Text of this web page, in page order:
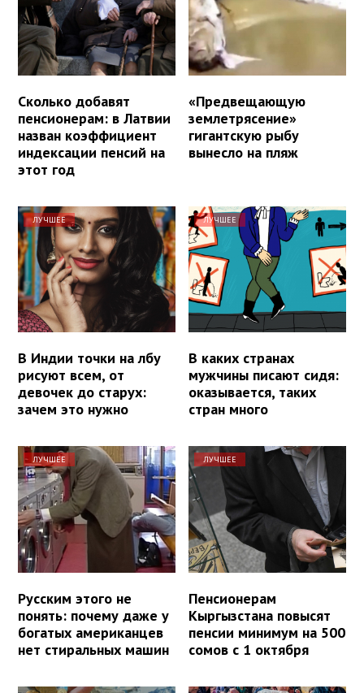
Сколько добавят
пенсионерам: в Латвии
назван коэффициент
индексации пенсий на
этот год
«Предвещающую
землетрясение»
гигантскую рыбу
вынесло на пляж
ЛУЧШЕЕ
В Индии точки на лбу
рисуют всем, от
девочек до старух:
зачем это нужно
ЛУЧШЕЕ
В каких странах
мужчины писают сидя:
оказывается, таких
стран много
ЛУЧШЕЕ
Русским этого не
понять: почему даже у
богатых американцев
нет стиральных машин
ЛУЧШЕЕ
Пенсионерам
Кыргызстана повысят
пенсии минимум на 500
сомов с 1 октября